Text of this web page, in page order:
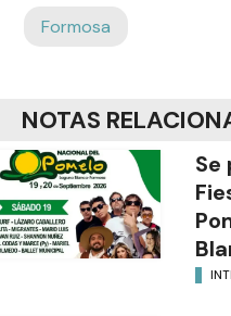
Formosa
NOTAS
Se